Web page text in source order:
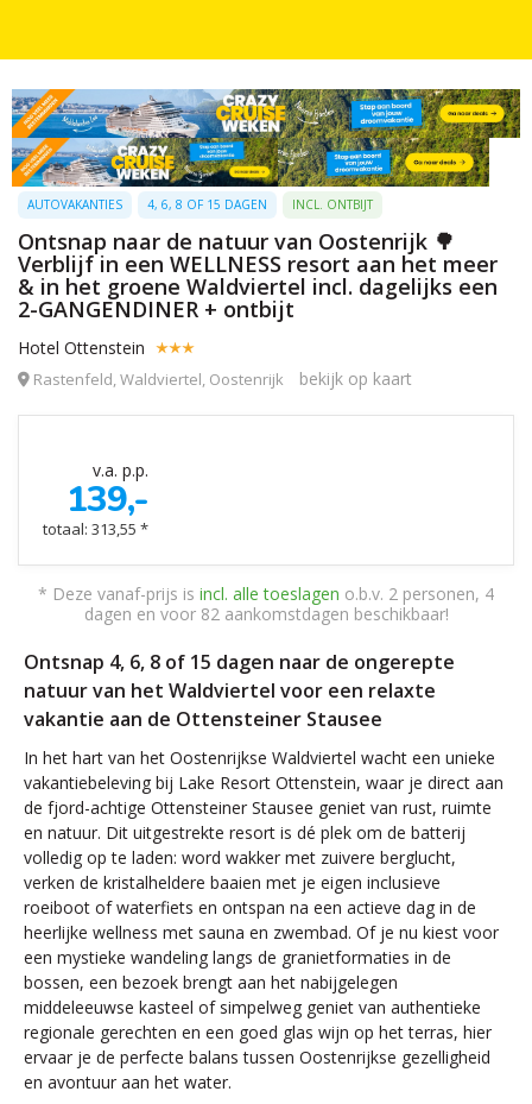
AUTOVAKANTIES 4, 6, 8 OF 15 DAGEN INCL. ONTBIJT
Ontsnap naar de natuur van Oostenrijk 🌳
Verblijf in een WELLNESS resort aan het meer
& in het groene Waldviertel incl. dagelijks een
2-GANGENDINER + ontbijt
Hotel Ottenstein
Rastenfeld, Waldviertel, Oostenrijk bekijk op kaart
v.a. p.p.
139,-
totaal: 313,55 *
* Deze vanaf-prijs is incl. alle toeslagen o.b.v. 2 personen, 4
dagen en voor 82 aankomstdagen beschikbaar!
Ontsnap 4, 6, 8 of 15 dagen naar de ongerepte
natuur van het Waldviertel voor een relaxte
vakantie aan de Ottensteiner Stausee
In het hart van het Oostenrijkse Waldviertel wacht een unieke
vakantiebeleving bij Lake Resort Ottenstein, waar je direct aan
de fjord-achtige Ottensteiner Stausee geniet van rust, ruimte
en natuur. Dit uitgestrekte resort is dé plek om de batterij
volledig op te laden: word wakker met zuivere berglucht,
verken de kristalheldere baaien met je eigen inclusieve
roeiboot of waterfiets en ontspan na een actieve dag in de
heerlijke wellness met sauna en zwembad. Of je nu kiest voor
een mystieke wandeling langs de granietformaties in de
bossen, een bezoek brengt aan het nabijgelegen
middeleeuwse kasteel of simpelweg geniet van authentieke
regionale gerechten en een goed glas wijn op het terras, hier
ervaar je de perfecte balans tussen Oostenrijkse gezelligheid
en avontuur aan het water.